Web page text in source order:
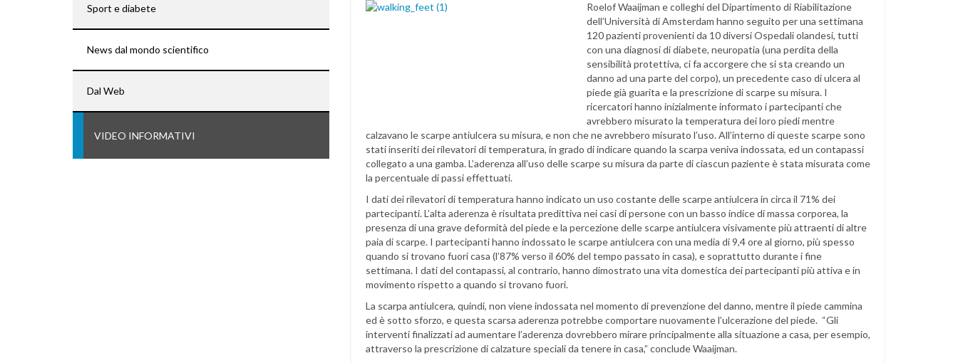
Sport e diabete
News dal mondo scientifico
Dal Web
VIDEO INFORMATIVI
Roelof Waaijman e colleghi del Dipartimento di Riabilitazione
dell’Università di Amsterdam hanno seguito per una settimana
120 pazienti provenienti da 10 diversi Ospedali olandesi, tutti
con una diagnosi di diabete, neuropatia (una perdita della
sensibilità protettiva, ci fa accorgere che si sta creando un
danno ad una parte del corpo), un precedente caso di ulcera al
piede già guarita e la prescrizione di scarpe su misura. I
ricercatori hanno inizialmente informato i partecipanti che
avrebbero misurato la temperatura dei loro piedi mentre
calzavano le scarpe antiulcera su misura, e non che ne avrebbero misurato l’uso. All’interno di queste scarpe sono
stati inseriti dei rilevatori di temperatura, in grado di indicare quando la scarpa veniva indossata, ed un contapassi
collegato a una gamba. L’aderenza all’uso delle scarpe su misura da parte di ciascun paziente è stata misurata come
la percentuale di passi effettuati.
I dati dei rilevatori di temperatura hanno indicato un uso costante delle scarpe antiulcera in circa il 71% dei
partecipanti. L’alta aderenza è risultata predittiva nei casi di persone con un basso indice di massa corporea, la
presenza di una grave deformità del piede e la percezione delle scarpe antiulcera visivamente più attraenti di altre
paia di scarpe. I partecipanti hanno indossato le scarpe antiulcera con una media di 9,4 ore al giorno, più spesso
quando si trovano fuori casa (l’87% verso il 60% del tempo passato in casa), e soprattutto durante i fine
settimana. I dati del contapassi, al contrario, hanno dimostrato una vita domestica dei partecipanti più attiva e in
movimento rispetto a quando si trovano fuori.
La scarpa antiulcera, quindi, non viene indossata nel momento di prevenzione del danno, mentre il piede cammina
ed è sotto sforzo, e questa scarsa aderenza potrebbe comportare nuovamente l’ulcerazione del piede. “Gli
interventi finalizzati ad aumentare l’aderenza dovrebbero mirare principalmente alla situazione a casa, per esempio,
attraverso la prescrizione di calzature speciali da tenere in casa,” conclude Waaijman.